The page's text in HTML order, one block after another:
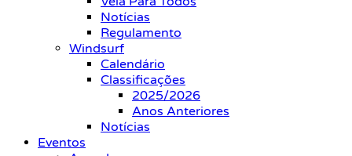
Notícias
Regulamento
Windsurf
Calendário
Classificações
2025/2026
Anos Anteriores
Notícias
Eventos